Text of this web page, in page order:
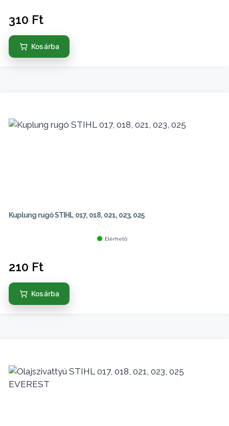
310 Ft
Kosárba
Kuplung rugó STIHL 017, 018, 021, 023, 025
Elérhető
210 Ft
Kosárba